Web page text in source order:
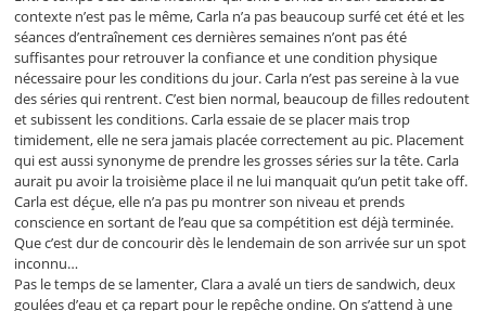
contexte n’est pas le même, Carla n’a pas beaucoup surfé cet été et les
séances d’entraînement ces dernières semaines n’ont pas été
suffisantes pour retrouver la confiance et une condition physique
nécessaire pour les conditions du jour. Carla n’est pas sereine à la vue
des séries qui rentrent. C’est bien normal, beaucoup de filles redoutent
et subissent les conditions. Carla essaie de se placer mais trop
timidement, elle ne sera jamais placée correctement au pic. Placement
qui est aussi synonyme de prendre les grosses séries sur la tête. Carla
aurait pu avoir la troisième place il ne lui manquait qu’un petit take off.
Carla est déçue, elle n’a pas pu montrer son niveau et prends
conscience en sortant de l’eau que sa compétition est déjà terminée.
Que c’est dur de concourir dès le lendemain de son arrivée sur un spot
inconnu…
Pas le temps de se lamenter, Clara a avalé un tiers de sandwich, deux
goulées d’eau et ça repart pour le repêche ondine. On s’attend à une